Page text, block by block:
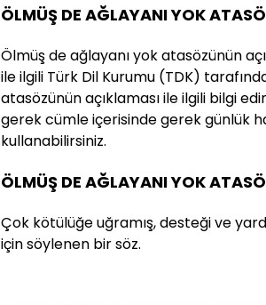
ÖLMÜŞ DE AĞLAYANI YOK
Ölmüş de ağlayanı yok atasözünün
ile ilgili Türk Dil Kurumu (TDK)
atasözünün açıklaması ile ilgili bilgi
gerek cümle içerisinde gerek günlük
kullanabilirsiniz.
ÖLMÜŞ DE AĞLAYANI YOK
Çok kötülüğe uğramış, desteği ve
için söylenen bir söz.